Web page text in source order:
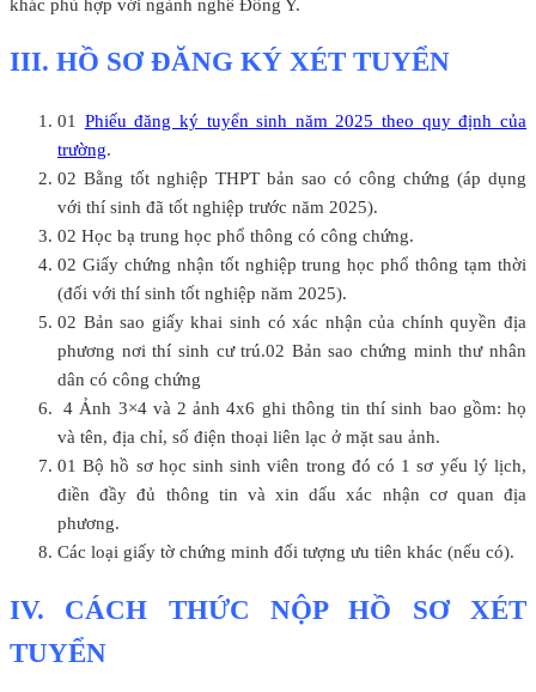
khác phù hợp với ngành nghề Đông Y.
III. HỒ SƠ ĐĂNG KÝ XÉT TUYỂN
01 Phiếu đăng ký tuyển sinh năm 2025 theo quy định của
trường.
02 Bằng tốt nghiệp THPT bản sao có công chứng (áp dụng
với thí sinh đã tốt nghiệp trước năm 2025).
02 Học bạ trung học phổ thông có công chứng.
02 Giấy chứng nhận tốt nghiệp trung học phổ thông tạm thời
(đối với thí sinh tốt nghiệp năm 2025).
02 Bản sao giấy khai sinh có xác nhận của chính quyền địa
phương nơi thí sinh cư trú.02 Bản sao chứng minh thư nhân
dân có công chứng
4 Ảnh 3×4 và 2 ảnh 4x6 ghi thông tin thí sinh bao gồm: họ
và tên, địa chỉ, số điện thoại liên lạc ở mặt sau ảnh.
01 Bộ hồ sơ học sinh sinh viên trong đó có 1 sơ yếu lý lịch,
điền đầy đủ thông tin và xin dấu xác nhận cơ quan địa
phương.
Các loại giấy tờ chứng minh đối tượng ưu tiên khác (nếu có).
IV. CÁCH THỨC NỘP HỒ SƠ XÉT
TUYỂN